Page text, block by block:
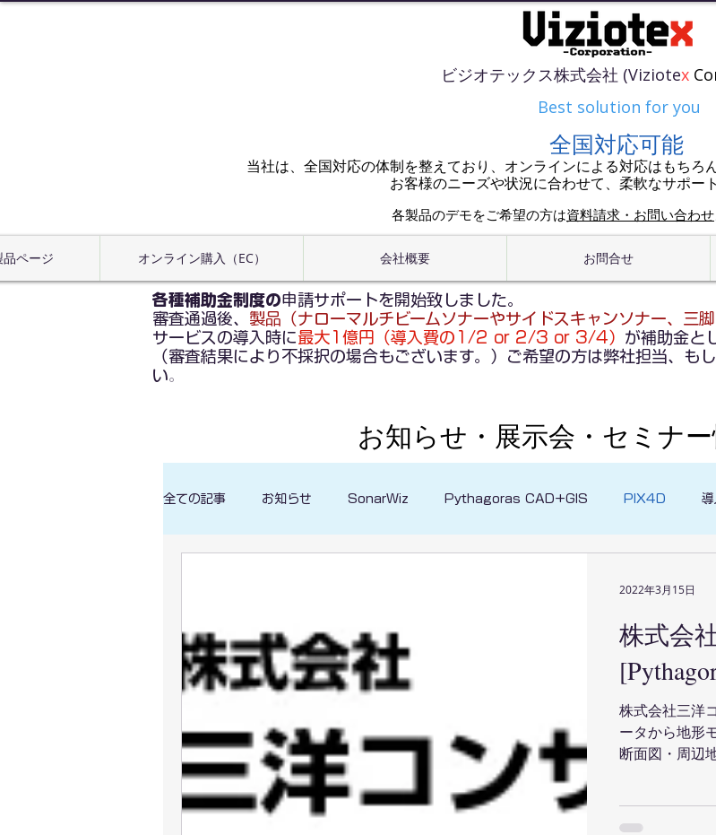
ビジオテックス株式会社 (Viziotex
Best solution for you
全国対応可能
当社は、全国対応の体制を整えており、オンラインによる対応はもちろ
お客様のニーズや状況に合わせて、柔軟なサポー
各製品のデモをご希望の方は資料請求・お問い合わせ
ページ オンライン購入（EC） 会社概要 お問合せ
各種補助金制度の申請サポートを開始致しました。
審査通過後、 製品（ナローマルチビームソナーやサイドスキャンソナー、三
サービスの導入時に最大1億円（導入費の1/2 or 2/3 or 3/4） が補助金と
（審査結果により不採択の場合もございます。）ご希望の方は弊社担当、も
い。
お知らせ・展示会・セミナ
全ての記事 お知らせ SonarWiz Pythagoras CAD+GIS PIX4D 導
株式会
株式会社三洋
ータから地形
断面図・周辺
2022年3月15日